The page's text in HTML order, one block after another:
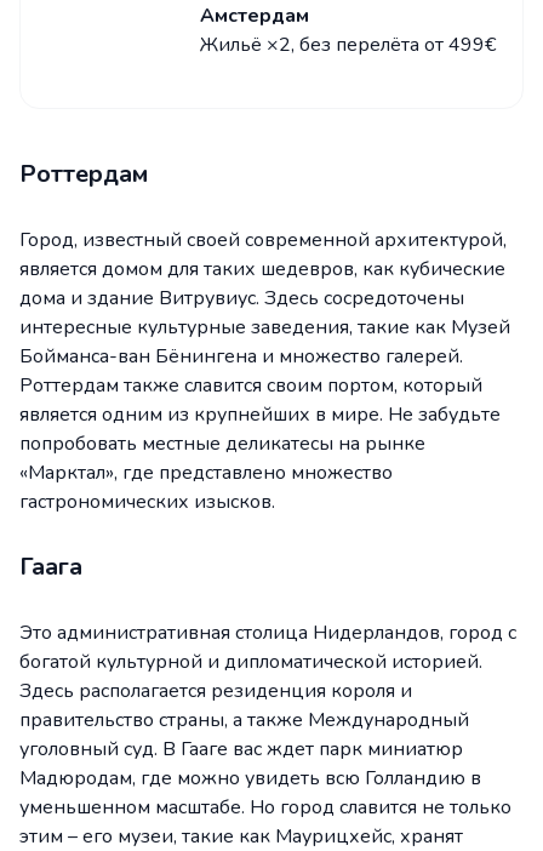
Амстердам
Жильё ×2, без перелёта от 499€
Роттердам
Город, известный своей современной архитектурой,
является домом для таких шедевров, как кубические
дома и здание Витрувиус. Здесь сосредоточены
интересные культурные заведения, такие как Музей
Бойманса-ван Бёнингена и множество галерей.
Роттердам также славится своим портом, который
является одним из крупнейших в мире. Не забудьте
попробовать местные деликатесы на рынке
«Марктал», где представлено множество
гастрономических изысков.
Гаага
Это административная столица Нидерландов, город с
богатой культурной и дипломатической историей.
Здесь располагается резиденция короля и
правительство страны, а также Международный
уголовный суд. В Гааге вас ждет парк миниатюр
Мадюродам, где можно увидеть всю Голландию в
уменьшенном масштабе. Но город славится не только
этим – его музеи, такие как Маурицхейс, хранят